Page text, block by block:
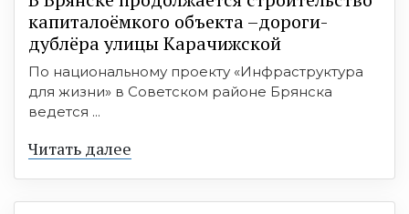
капиталоёмкого объекта –дороги-
дублёра улицы Карачижской
По национальному проекту «Инфраструктура
для жизни» в Советском районе Брянска
ведется ...
Читать далее